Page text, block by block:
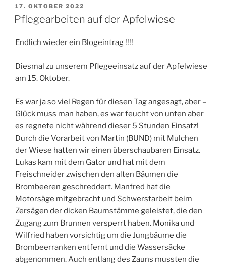
VERÖFFENTLICHT
AM
17. OKTOBER 2022
Pflegearbeiten auf der Apfelwiese
Endlich wieder ein Blogeintrag !!!!
Diesmal zu unserem Pflegeeinsatz auf der Apfelwiese
am 15. Oktober.
Es war ja so viel Regen für diesen Tag angesagt, aber –
Glück muss man haben, es war feucht von unten aber
es regnete nicht während dieser 5 Stunden Einsatz!
Durch die Vorarbeit von Martin (BUND) mit Mulchen
der Wiese hatten wir einen überschaubaren Einsatz.
Lukas kam mit dem Gator und hat mit dem
Freischneider zwischen den alten Bäumen die
Brombeeren geschreddert. Manfred hat die
Motorsäge mitgebracht und Schwerstarbeit beim
Zersägen der dicken Baumstämme geleistet, die den
Zugang zum Brunnen versperrt haben. Monika und
Wilfried haben vorsichtig um die Jungbäume die
Brombeerranken entfernt und die Wassersäcke
abgenommen. Auch entlang des Zauns mussten die